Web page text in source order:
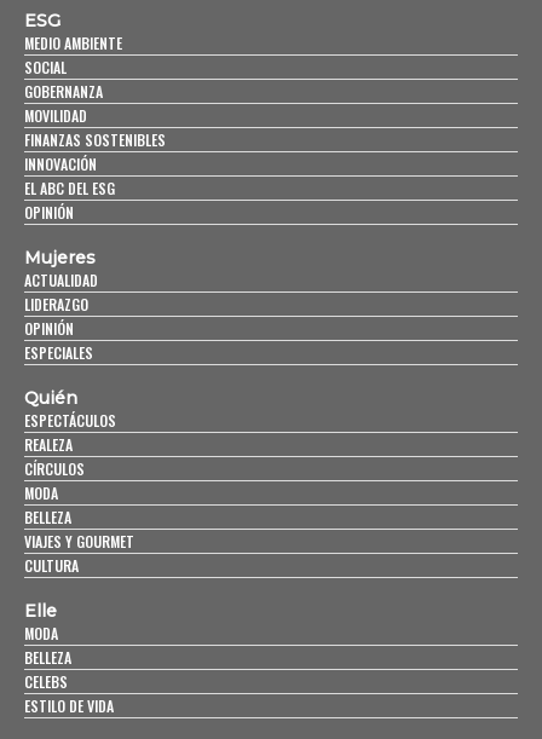
ESG
MEDIO AMBIENTE
SOCIAL
GOBERNANZA
MOVILIDAD
FINANZAS SOSTENIBLES
INNOVACIÓN
EL ABC DEL ESG
OPINIÓN
Mujeres
ACTUALIDAD
LIDERAZGO
OPINIÓN
ESPECIALES
Quién
ESPECTÁCULOS
REALEZA
CÍRCULOS
MODA
BELLEZA
VIAJES Y GOURMET
CULTURA
Elle
MODA
BELLEZA
CELEBS
ESTILO DE VIDA